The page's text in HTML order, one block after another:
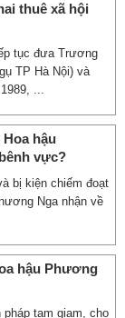
thuê xã hội
tục đưa Trương
TP Hà Nội) và
...
hậu
vực?
bị kiện chiếm đoạt
Nga nhận về
hậu Phương
pháp tạm giam, cho